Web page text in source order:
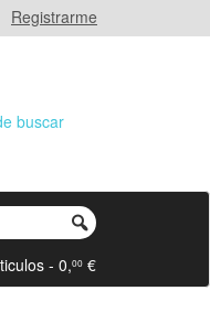
Registrarme
- 0,00 €